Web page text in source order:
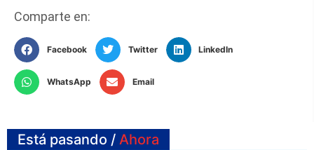
Comparte en:
Facebook Twitter LinkedIn
WhatsApp Email
Está pasando / Ahora